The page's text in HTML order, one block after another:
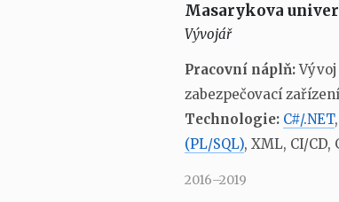
Masarykova
Vývojář
Pracovní náplň:
zabezpečovací
Technologie: C#/.NET,
(PL/SQL), XML, CI/CD,
2016–2019